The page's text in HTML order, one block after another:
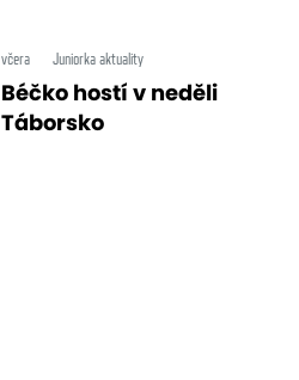
včera Juniorka aktuality
Béčko hostí v neděli
Táborsko